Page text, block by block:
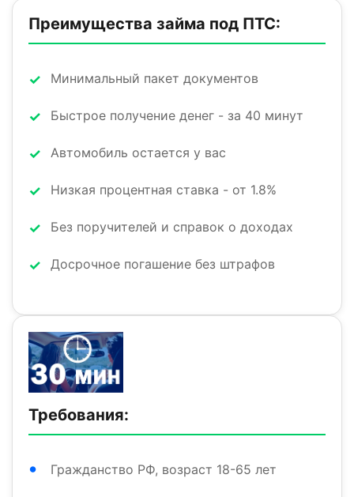
Преимущества займа под ПТС:
Минимальный пакет документов
Быстрое получение денег - за 40 минут
Автомобиль остается у вас
Низкая процентная ставка - от 1.8%
Без поручителей и справок о доходах
Досрочное погашение без штрафов
Требования:
Гражданство РФ, возраст 18-65 лет